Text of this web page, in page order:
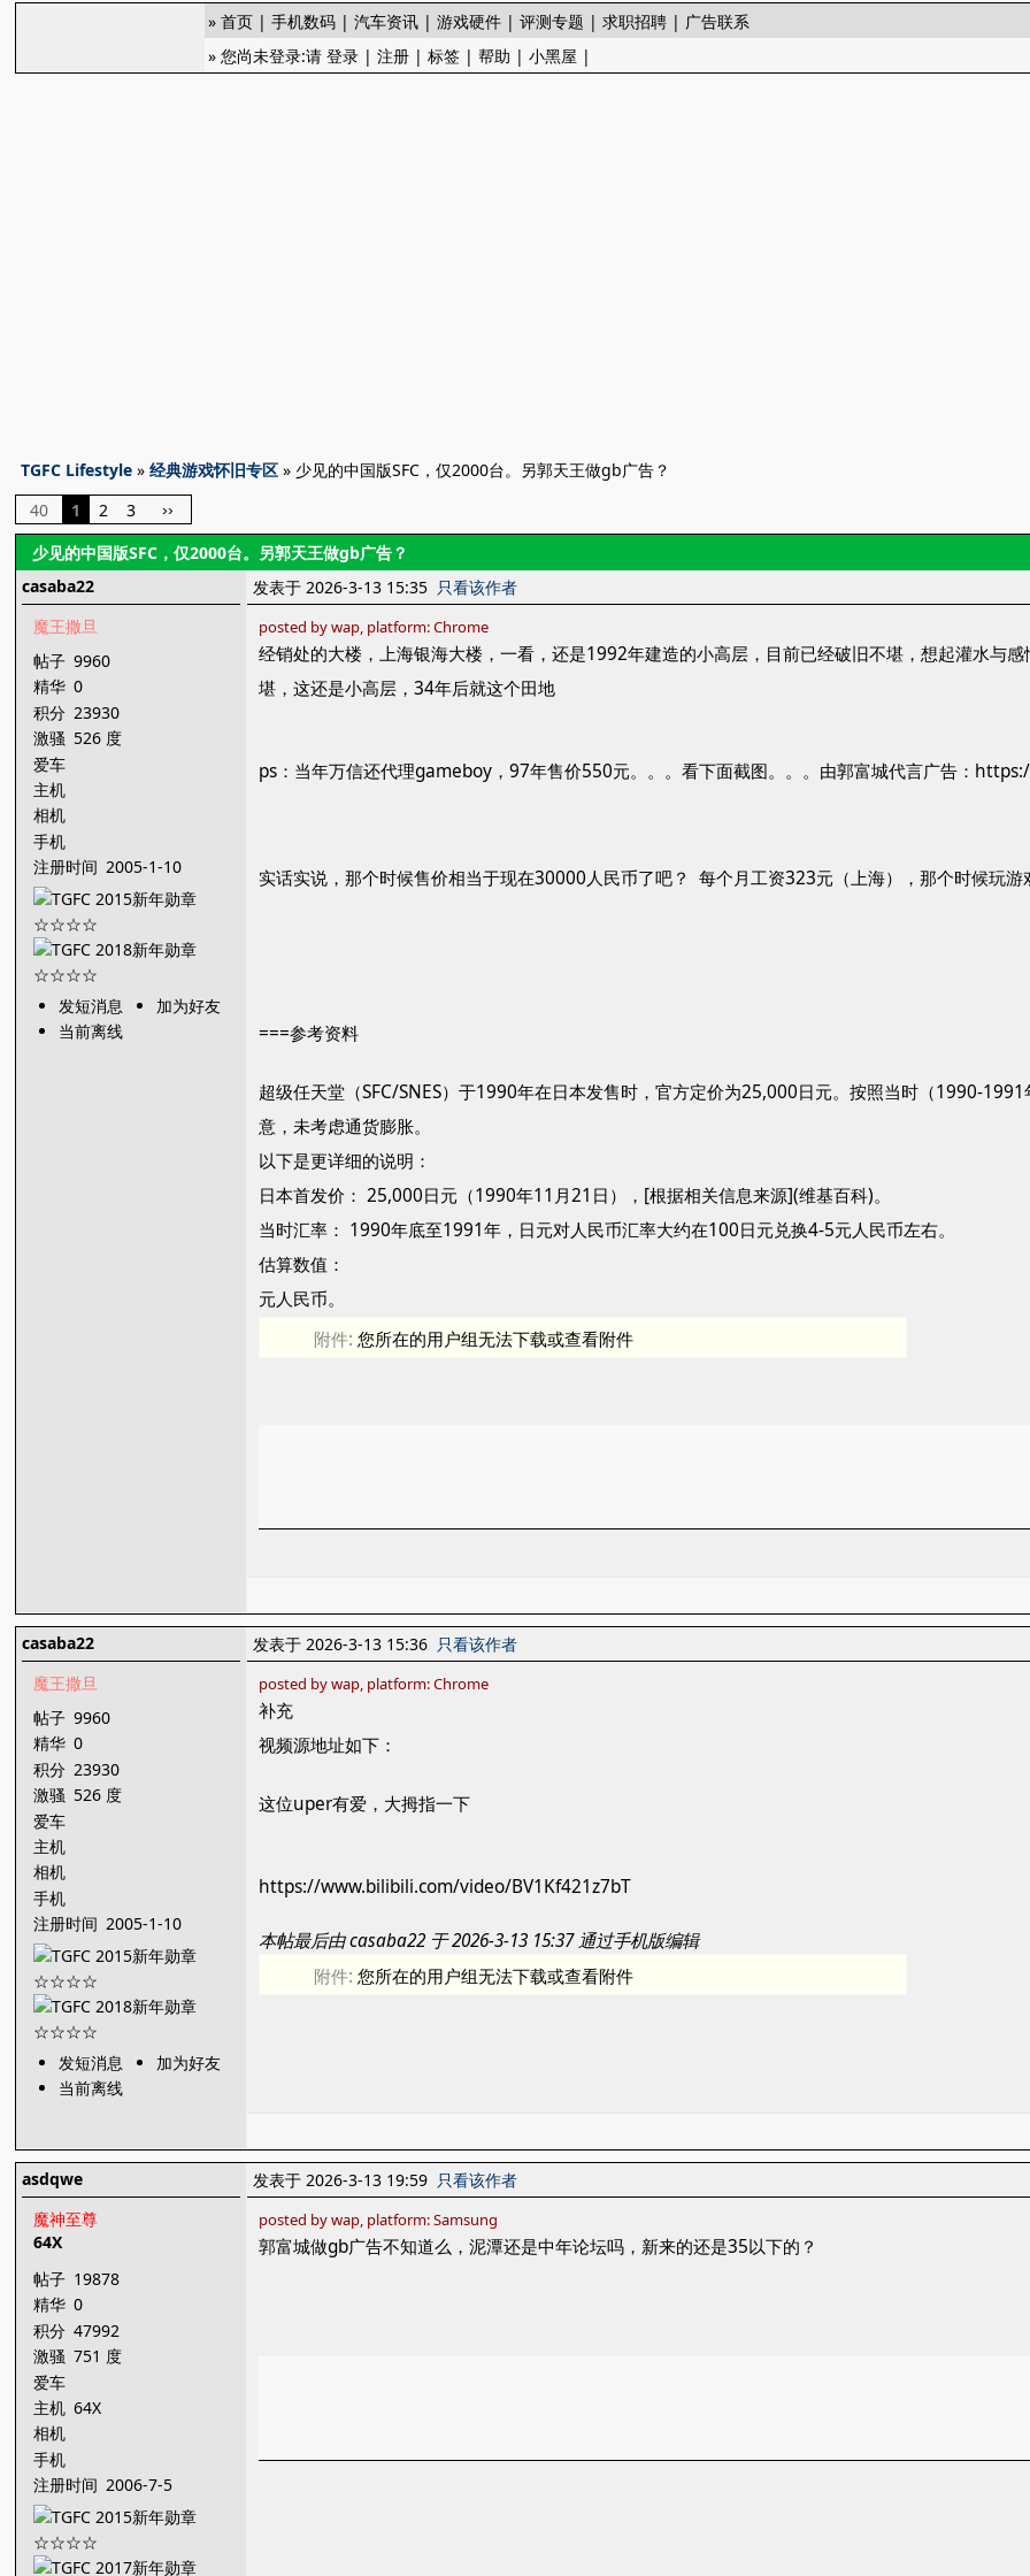
»首页 |手机数码 |汽车资讯 |游戏硬件 |评测专题 |求职招聘 | 广告联系
» 您尚未登录:请登录 |注册 |标签 |帮助 |小黑屋 |
TGFC Lifestyle »经典游戏怀旧专区 » 少见的中国版SFC，仅2000台。另郭天王做gb广告？
40
1 2 3 ››
少见的中国版SFC，仅2000台。另郭天王做gb广告？
casaba22
魔王撒旦
帖子 9960
精华 0
积分 23930
激骚 526 度
爱车
主机
相机
手机
注册时间 2005-1-10
发短消息
加为好友
当前离线
发表于 2026-3-13 15:35 只看该作者
posted by wap, platform: Chrome
经销处的大楼，上海银海大楼，一看，还是1992年建造的小高层，目前已经破旧不堪，想起灌水与
堪，这还是小高层，34年后就这个田地
ps：当年万信还代理gameboy，97年售价550元。。。看下面截图。。。由郭富城代言广告：
实话实说，那个时候售价相当于现在30000人民币了吧？ 每个月工资323元（上海），那个时候玩游
===参考资料
超级任天堂（SFC/SNES）于1990年在日本发售时，官方定价为25,000日元。按照当时（1990-
意，未考虑通货膨胀。
以下是更详细的说明：
日本首发价： 25,000日元（1990年11月21日），[根据相关信息来源](维基百科)。
当时汇率： 1990年底至1991年，日元对人民币汇率大约在100日元兑换4-5元人民币左右。
估算数值：
元人民币。
附件: 您所在的用户组无法下载或查看附件
casaba22
魔王撒旦
帖子 9960
精华 0
积分 23930
激骚 526 度
爱车
主机
相机
手机
注册时间 2005-1-10
发短消息
加为好友
当前离线
发表于 2026-3-13 15:36 只看该作者
posted by wap, platform: Chrome
补充
视频源地址如下：
这位uper有爱，大拇指一下
https://www.bilibili.com/video/BV1Kf421z7bT
本帖最后由 casaba22 于 2026-3-13 15:37 通过手机版编辑
附件: 您所在的用户组无法下载或查看附件
asdqwe
魔神至尊
64X
帖子 19878
精华 0
积分 47992
激骚 751 度
爱车
主机 64X
相机
手机
注册时间 2006-7-5
发表于 2026-3-13 19:59 只看该作者
posted by wap, platform: Samsung
郭富城做gb广告不知道么，泥潭还是中年论坛吗，新来的还是35以下的？